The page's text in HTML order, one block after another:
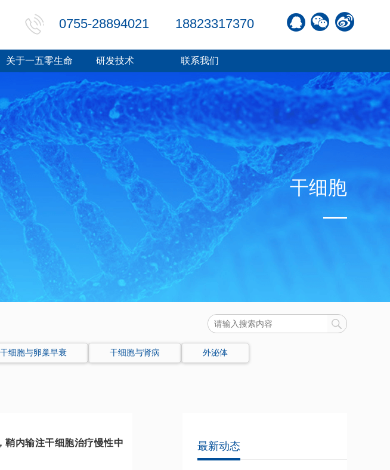
0755-28894021 18823317370
关于一五零生命 研发技术 联系我们
干细胞
干细胞与卵巢早衰 干细胞与肾病 外泌体
鞘内输注干细胞治疗慢性中
最新动态